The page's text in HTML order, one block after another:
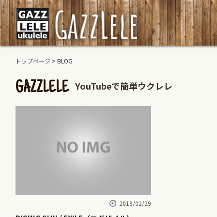
トップページ > BLOG
GAZZLELE YouTubeで簡単ウクレレ
2019/01/29